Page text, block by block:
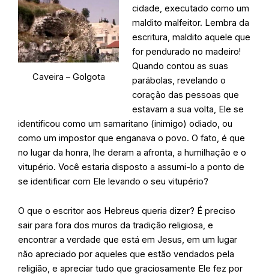
Caveira – Golgota
cidade, executado como um
maldito malfeitor. Lembra da
escritura, maldito aquele que
for pendurado no madeiro!
Quando contou as suas
parábolas, revelando o
coração das pessoas que
estavam a sua volta, Ele se
identificou como um samaritano (inimigo) odiado, ou
como um impostor que enganava o povo. O fato, é que
no lugar da honra, lhe deram a afronta, a humilhação e o
vitupério. Você estaria disposto a assumi-lo a ponto de
se identificar com Ele levando o seu vitupério?
O que o escritor aos Hebreus queria dizer? É preciso
sair para fora dos muros da tradição religiosa, e
encontrar a verdade que está em Jesus, em um lugar
não apreciado por aqueles que estão vendados pela
religião, e apreciar tudo que graciosamente Ele fez por